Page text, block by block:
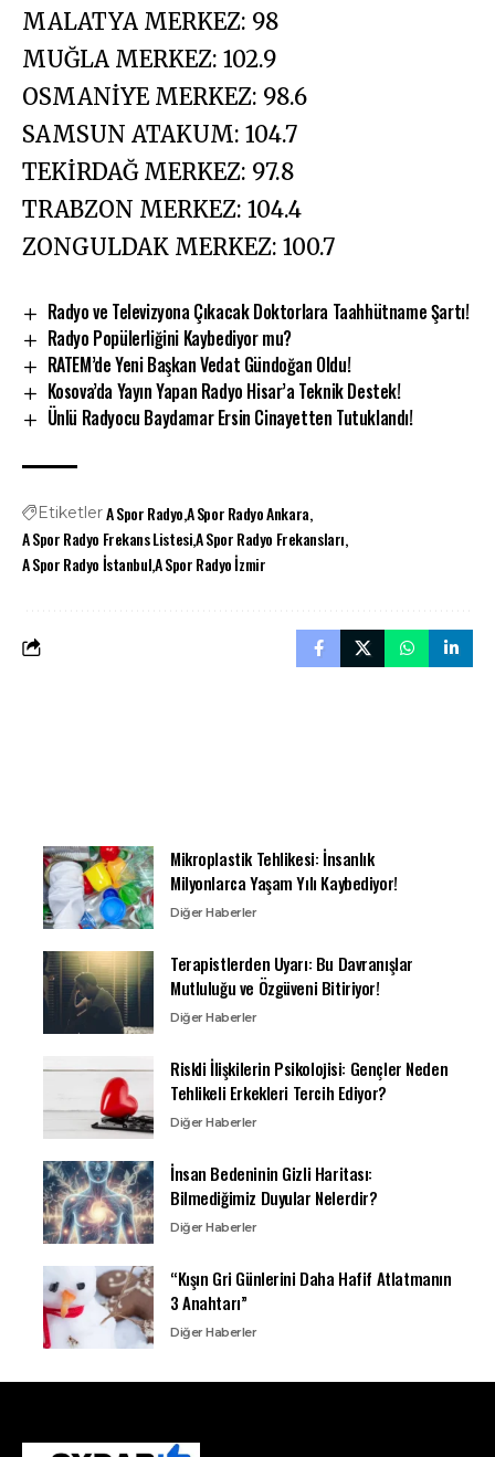
MALATYA MERKEZ: 98
MUĞLA MERKEZ: 102.9
OSMANİYE MERKEZ: 98.6
SAMSUN ATAKUM: 104.7
TEKİRDAĞ MERKEZ: 97.8
TRABZON MERKEZ: 104.4
ZONGULDAK MERKEZ: 100.7
Radyo ve Televizyona Çıkacak Doktorlara Taahhütname Şartı!
Radyo Popülerliğini Kaybediyor mu?
RATEM’de Yeni Başkan Vedat Gündoğan Oldu!
Kosova’da Yayın Yapan Radyo Hisar’a Teknik Destek!
Ünlü Radyocu Baydamar Ersin Cinayetten Tutuklandı!
EtiketlerA Spor RadyoA Spor Radyo Ankara
A Spor Radyo Frekans ListesiA Spor Radyo Frekansları
A Spor Radyo İstanbulA Spor Radyo İzmir
Mikroplastik Tehlikesi: İnsanlık
Milyonlarca Yaşam Yılı Kaybediyor!
Diğer Haberler
Terapistlerden Uyarı: Bu Davranışlar
Mutluluğu ve Özgüveni Bitiriyor!
Diğer Haberler
Riskli İlişkilerin Psikolojisi: Gençler Neden
Tehlikeli Erkekleri Tercih Ediyor?
Diğer Haberler
İnsan Bedeninin Gizli Haritası:
Bilmediğimiz Duyular Nelerdir?
Diğer Haberler
“Kışın Gri Günlerini Daha Hafif Atlatmanın
3 Anahtarı”
Diğer Haberler